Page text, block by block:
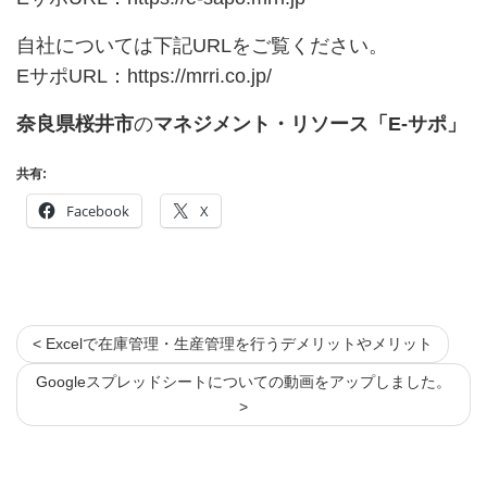
自社については下記URLをご覧ください。
EサポURL： https://mrri.co.jp/
奈良県桜井市のマネジメント・リソース「E-サポ」
共有:
Facebook X
< Excelで在庫管理・生産管理を行うデメリットやメリット
Googleスプレッドシートについての動画をアップしました。
>